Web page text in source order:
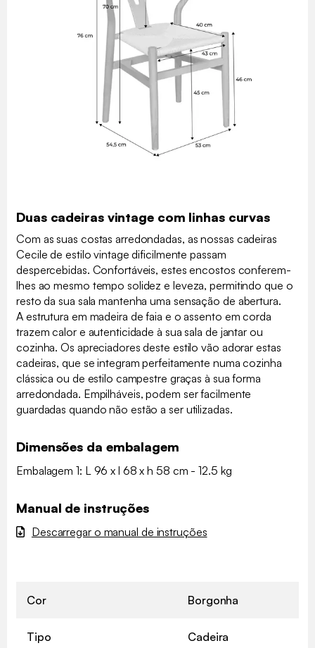
Duas cadeiras vintage com linhas curvas
Com as suas costas arredondadas, as nossas cadeiras
Cecile de estilo vintage dificilmente passam
despercebidas. Confortáveis, estes encostos conferem-
lhes ao mesmo tempo solidez e leveza, permitindo que o
resto da sua sala mantenha uma sensação de abertura.
A estrutura em madeira de faia e o assento em corda
trazem calor e autenticidade à sua sala de jantar ou
cozinha. Os apreciadores deste estilo vão adorar estas
cadeiras, que se integram perfeitamente numa cozinha
clássica ou de estilo campestre graças à sua forma
arredondada. Empilháveis, podem ser facilmente
guardadas quando não estão a ser utilizadas.
Dimensões da embalagem
Embalagem 1: L 96 x l 68 x h 58 cm - 12.5 kg
Manual de instruções
Descarregar o manual de instruções
Cor Borgonha
Tipo Cadeira